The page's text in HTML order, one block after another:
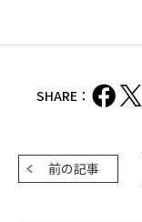
SHARE：
前の記事